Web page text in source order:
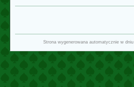
Strona wygenerowana automatycznie w dniu